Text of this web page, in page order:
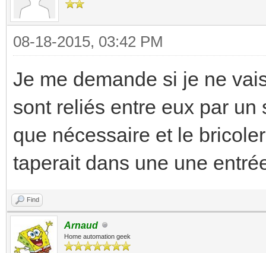
08-18-2015, 03:42 PM
Je me demande si je ne
sont reliés entre eux par
que nécessaire et le
taperait dans une une
Find
Arnaud
Home automation geek